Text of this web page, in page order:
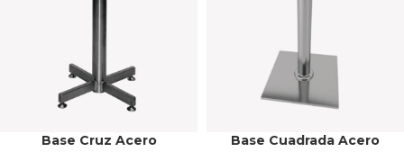
Base Cruz Acero Base Cuadrada Acero